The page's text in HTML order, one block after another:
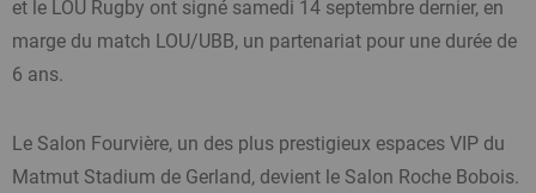
et le LOU Rugby ont signé samedi 14 septembre dernier, en
marge du match LOU/UBB, un partenariat pour une durée de
6 ans.
Le Salon Fourvière, un des plus prestigieux espaces VIP du
Matmut Stadium de Gerland, devient le Salon Roche Bobois.